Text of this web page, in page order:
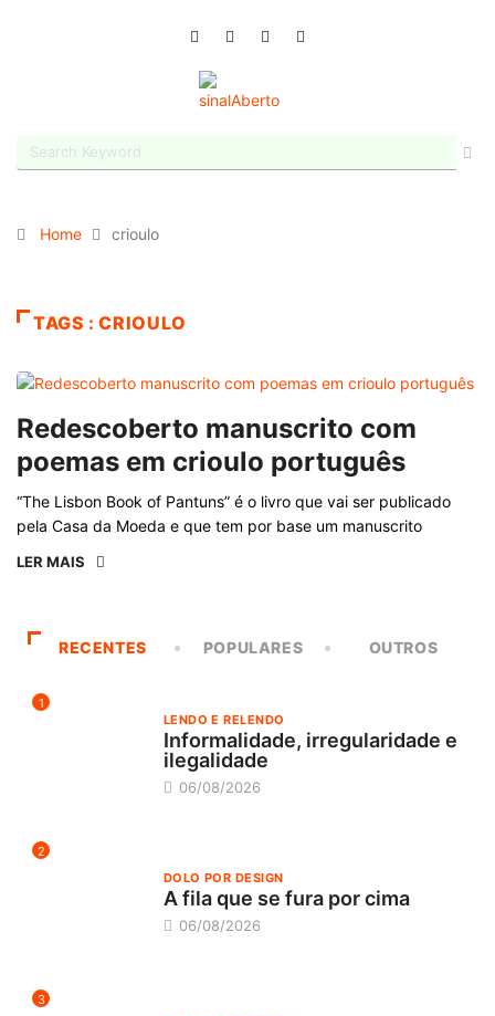
Home crioulo
TAGS : CRIOULO
Redescoberto manuscrito com
poemas em crioulo português
“The Lisbon Book of Pantuns” é o livro que vai ser publicado
pela Casa da Moeda e que tem por base um manuscrito
LER MAIS
RECENTES POPULARES OUTROS
1
LENDO E RELENDO
Informalidade, irregularidade e
ilegalidade
06/08/2026
2
DOLO POR DESIGN
A fila que se fura por cima
06/08/2026
3